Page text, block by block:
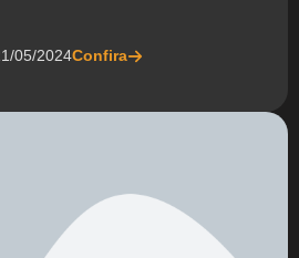
05/2024Confira